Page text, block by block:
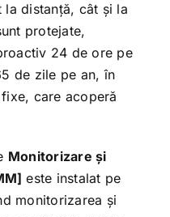
la distanță, cât și la
protejate,
24 de ore pe
de zile pe an, în
care acoperă
Monitorizare și
este instalat pe
monitorizarea și